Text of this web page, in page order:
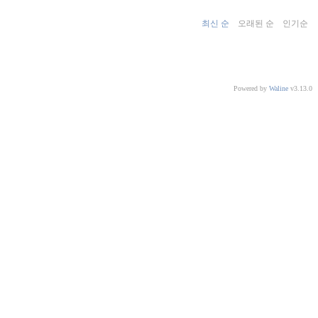
최신 순 오래된 순 인기순
Powered by Waline v3.13.0